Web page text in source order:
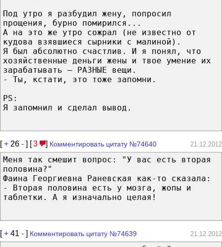
Под утро я разбудил жену, попросил
прощения, бурно помирился...
А на это же утро сожрал (не известно от
кудова взявшиеся сырники с малиной).
Я был абсолютно счастлив. И я понял, что
хозяйственные деньги жены и твое умение их
зарабатывать – РАЗНЫЕ вещи.
- Ты, кстати, это тоже запомни.
PS:
Я запомнил и сделал вывод.
[+ 26 - ] [3 ] Комментировать цитату №74640 21.12.2012
Меня так смешит вопрос: "У вас есть вторая
половина?"
Фаина Георгиевна Раневская как-то сказала:
- Вторая половина есть у мозга, жопы и
таблетки. А я изначально целая!
[+ 41 - ] Комментировать цитату №74639 21.12.2012